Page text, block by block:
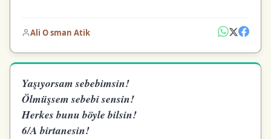
Ali O sman Atik
Yaşıyorsam sebebimsin!
Ölmüşsem sebebi sensin!
Herkes bunu böyle bilsin!
6/A birtanesin!